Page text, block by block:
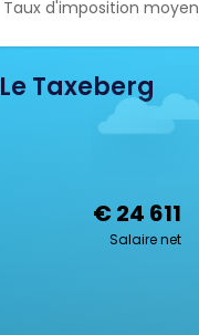
Taux d'imposition moyen
Le Taxeberg
€ 24 611
Salaire net